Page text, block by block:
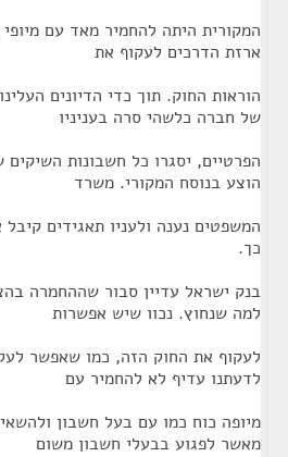
המקורית היתה להחמיר מאד עם מיופי
ארזת הדרכים לעקוף את
הוראות החוק. תוך כדי הדיונים
של חברה כלשהי סרה בעניניו
הפרטיים, יסגרו כל חשבונות
הוצע בנוסח המקורי. משרד
המשפטים נענה ולעניו תאגידים
כך.
בנק ישראל עדיין סבור שההחמרה
למה שנחוץ. נכוו שיש אפשרות
לעקוף את החוק הזה, כמו שאפשר
לדעתנו עדיף לא להחמיר עם
מיופה כוח כמו עם בעל חשבון
מאשר לפגוע בבעלי חשבון משום